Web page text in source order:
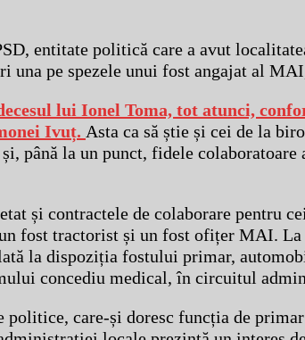
entitate politică care a avut
una pe spezele unui fost angajat al
lui Ionel Toma, tot atunci,
Ivuț. Asta ca să știe și cei de la
până la un punct, fidele
și contractele de colaborare pentru
fost tractorist și un fost ofițer MAI. La
la dispoziția fostului primar,
concediu medical, în circuitul
care-și doresc funcția de